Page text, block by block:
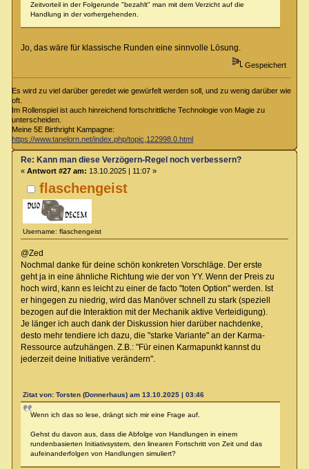
Zeitvorteil in der Folgerunde "bezahlt" man mit dem Verzicht auf die
Handlung in der vorhergehenden.
Jo, das wäre für klassische Runden eine sinnvolle Lösung.
Gespeichert
Es wird zu viel darüber geredet wie gewürfelt werden soll, und zu wenig darüber wie
oft.
Im Rollenspiel ist auch hinreichend fortschrittliche Technologie von Magie zu
unterscheiden.
Meine 5E Birthright Kampagne:
https://www.tanelorn.net/index.php/topic,122998.0.html
flaschengeist
Username: flaschengeist
Re: Kann man diese Verzögern-Regel noch verbessern?
« Antwort #27 am: 13.10.2025 | 11:07 »
@Zed
Nochmal danke für deine schön konkreten Vorschläge. Der erste
geht ja in eine ähnliche Richtung wie der von YY. Wenn der Preis zu
hoch wird, kann es leicht zu einer de facto "toten Option" werden. Ist
er hingegen zu niedrig, wird das Manöver schnell zu stark (speziell
bezogen auf die Interaktion mit der Mechanik aktive Verteidigung).
Je länger ich auch dank der Diskussion hier darüber nachdenke,
desto mehr tendiere ich dazu, die "starke Variante" an der Karma-
Ressource aufzuhängen. Z.B.: "Für einen Karmapunkt kannst du
jederzeit deine Initiative verändern".
Zitat von: Torsten (Donnerhaus) am 13.10.2025 | 03:46
Wenn ich das so lese, drängt sich mir eine Frage auf.
Gehst du davon aus, dass die Abfolge von Handlungen in einem
rundenbasierten Initiativsystem, den linearen Fortschritt von Zeit und das
aufeinanderfolgen von Handlungen simuliert?